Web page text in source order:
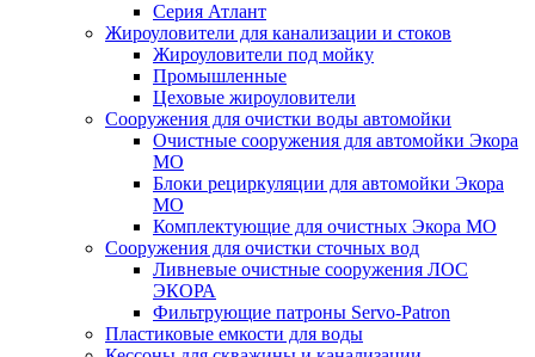
Серия Атлант
Жироуловители для канализации и стоков
Жироуловители под мойку
Промышленные
Цеховые жироуловители
Сооружения для очистки воды автомойки
Очистные сооружения для автомойки Экора
МО
Блоки рециркуляции для автомойки Экора
МО
Комплектующие для очистных Экора МО
Сооружения для очистки сточных вод
Ливневые очистные сооружения ЛОС
ЭКОРА
Фильтрующие патроны Servo-Patron
Пластиковые емкости для воды